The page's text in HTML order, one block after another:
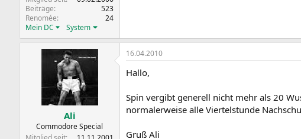
Beiträge
523
Renomée
24
Mein DC
System
Ali
Commodore Special
16.04.2010
Hallo,
Spin vergibt generell nicht mehr als 20
normalerweise alle Viertelstunde
Gruß Ali